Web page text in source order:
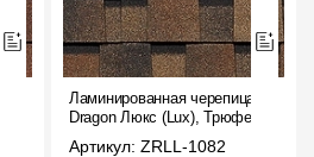
Ламинированная черепица
Dragon Люкс (Lux), Трюфель
Артикул: ZRLL-1082